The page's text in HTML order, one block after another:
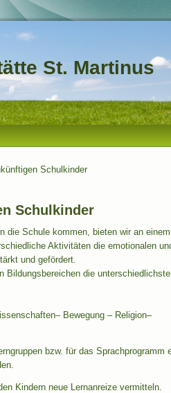
St. Martinus
Schulkinder
Schulkinder
die Schule kommen, bieten wir an
Aktivitäten die emotionalen
und gefördert.
Bildungsbereichen die
Bewegung – Religion–
bzw. für das
Kindern neue Lernanreize vermitteln.